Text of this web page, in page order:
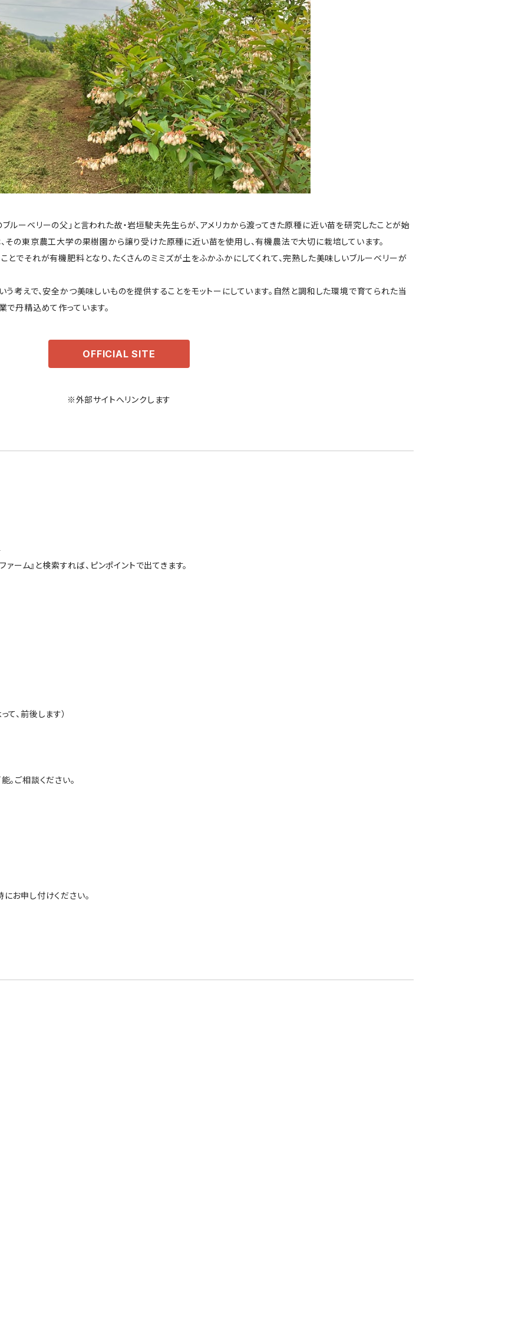
ルーベリーの父」と言われた故・岩垣駛夫先生らが、アメリカから渡ってきた原種に近い苗を研究したことが始
その東京農工大学の果樹園から譲り受けた原種に近い苗を使用し、有機農法で大切に栽培しています。
でそれが有機肥料となり、たくさんのミミズが土をふかふかにしてくれて、完熟した美味しいブルーベリーが
う考えで、安全かつ美味しいものを提供することをモットーにしています。自然と調和した環境で育てられた当
で丹精込めて作っています。
OFFICIAL SITE
※外部サイトへリンクします
ム』と検索すれば、ピンポイントで出てきます。
、前後します）
。ご相談ください。
お申し付けください。